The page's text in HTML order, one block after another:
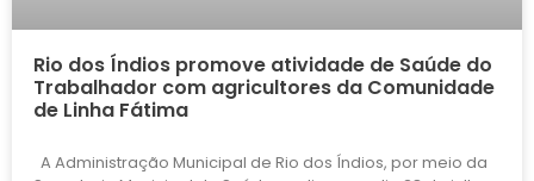
Rio dos Índios promove atividade de Saúde do
Trabalhador com agricultores da Comunidade
de Linha Fátima
A Administração Municipal de Rio dos Índios, por meio da